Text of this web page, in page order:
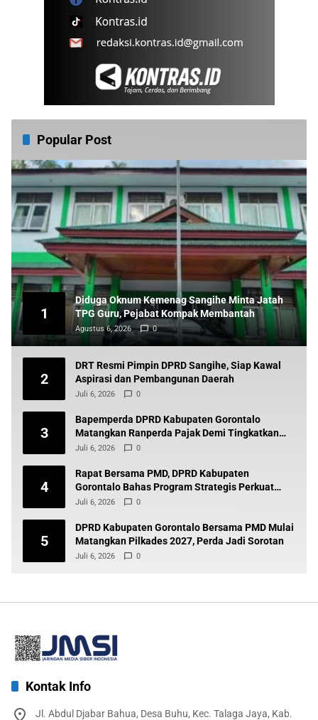
Popular Post
1
Diduga Oknum Kemenag Sangihe Minta Jatah
TPG Guru, Pejabat Kompak Membantah
Agustus 6, 2026 0
2
DRT Resmi Pimpin DPRD Sangihe, Siap Kawal
Aspirasi dan Pembangunan Daerah
Juli 6, 2026 0
3
Bapemperda DPRD Kabupaten Gorontalo
Matangkan Ranperda Pajak Demi Tingkatkan
Pendapatan Daerah
Juli 6, 2026 0
4
Rapat Bersama PMD, DPRD Kabupaten
Gorontalo Bahas Program Strategis Perkuat
Pembangunan Desa
Juli 6, 2026 0
5
DPRD Kabupaten Gorontalo Bersama PMD Mulai
Matangkan Pilkades 2027, Perda Jadi Sorotan
Juli 6, 2026 0
Kontak Info
Jl. Abdul Djabar Bahua, Desa Buhu, Kec. Talaga Jaya, Kab.